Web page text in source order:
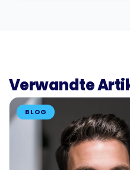
Verwandte
BLOG